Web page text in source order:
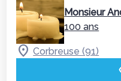
Monsieur
100 ans
Corbreuse (91)